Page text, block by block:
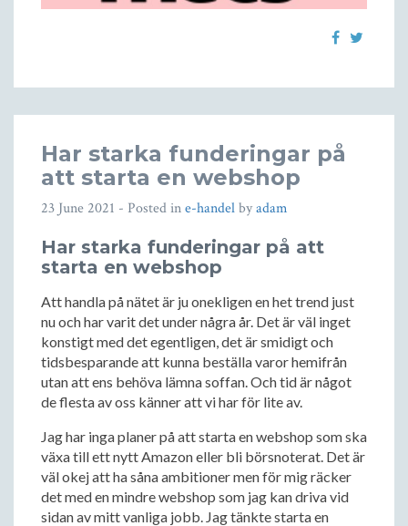
Har starka funderingar på
att starta en webshop
23 June 2021 - Posted ine-handelbyadam
Har starka funderingar på att
starta en webshop
Att handla på nätet är ju onekligen en het trend just
nu och har varit det under några år. Det är väl inget
konstigt med det egentligen, det är smidigt och
tidsbesparande att kunna beställa varor hemifrån
utan att ens behöva lämna soffan. Och tid är något
de flesta av oss känner att vi har för lite av.
Jag har inga planer på att starta en webshop som ska
växa till ett nytt Amazon eller bli börsnoterat. Det är
väl okej att ha såna ambitioner men för mig räcker
det med en mindre webshop som jag kan driva vid
sidan av mitt vanliga jobb. Jag tänkte starta en